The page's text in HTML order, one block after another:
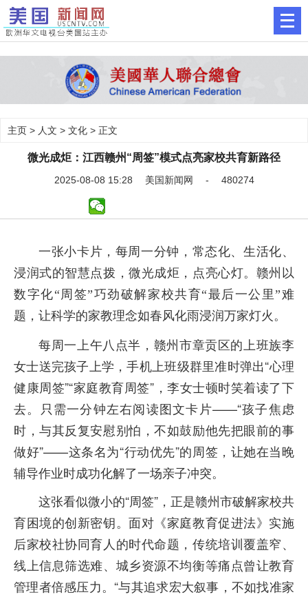
主页 > 人文 > 文化 > 正文
微光成炬：江西赣州“周签”模式点亮家校共育新路径
2025-08-08 15:28 美国新闻网 - 480274
一张小卡片，每周一分钟，常态化、生活化、
浸润式的智慧点拨，微光成炬，点亮心灯。赣州以
数字化“周签”巧劲破解家校共育“最后一公里”难
题，让科学的家教理念如春风化雨浸润万家灯火。
每周一上午八点半，赣州市章贡区的上班族李
女士送完孩子上学，手机上班级群里准时弹出“心理
健康周签”“家庭教育周签”，李女士顿时笑着读了下
去。只需一分钟左右阅读图文卡片——“孩子焦虑
时，与其反复安慰别怕，不如鼓励他先把眼前的事
做好”——这条名为“行动优先”的周签，让她在当晚
辅导作业时成功化解了一场亲子冲突。
这张看似微小的“周签”，正是赣州市破解家校共
育困境的创新密钥。面对《家庭教育促进法》实施
后家校社协同育人的时代命题，传统培训覆盖窄、
线上信息筛选难、城乡资源不均衡等痛点曾让教育
管理者倍感压力。“与其追求宏大叙事，不如找准家